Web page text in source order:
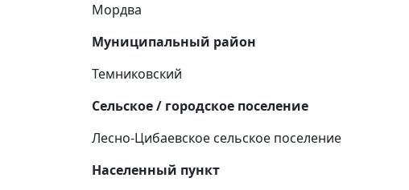
Мордва
Муниципальный район
Темниковский
Сельское / городское поселение
Лесно-Цибаевское сельское поселение
Населенный пункт